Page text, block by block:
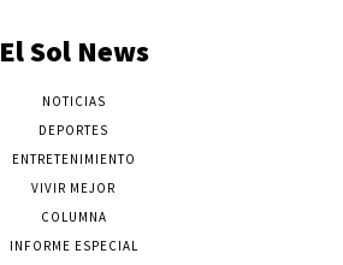
El Sol News
NOTICIAS
DEPORTES
ENTRETENIMIENTO
VIVIR MEJOR
COLUMNA
INFORME ESPECIAL